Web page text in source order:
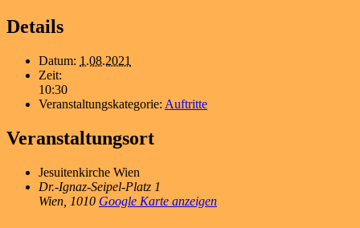
Details
Datum: 1.08.2021
Zeit:
10:30
Veranstaltungskategorie: Auftritte
Veranstaltungsort
Jesuitenkirche Wien
Dr.-Ignaz-Seipel-Platz 1
Wien 1010 Google Karte anzeigen